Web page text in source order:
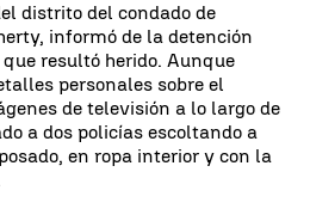
distrito del condado de
informó de la detención
resultó herido. Aunque
personales sobre el
de televisión a lo largo de
a dos policías escoltando a
en ropa interior y con la